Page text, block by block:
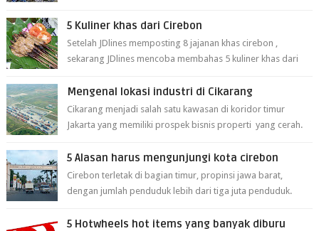
5 Kuliner khas dari Cirebon
Setelah JDlines memposting 8 jajanan khas cirebon ,
sekarang JDlines mencoba membahas 5 kuliner khas dari
Mengenal lokasi industri di Cikarang
Cikarang menjadi salah satu kawasan di koridor timur
Jakarta yang memiliki prospek bisnis properti yang cerah.
5 Alasan harus mengunjungi kota cirebon
Cirebon terletak di bagian timur, propinsi jawa barat,
dengan jumlah penduduk lebih dari tiga juta penduduk.
5 Hotwheels hot items yang banyak diburu